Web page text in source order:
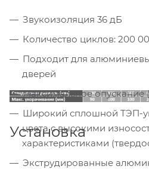
Звукоизоляция 36 дБ
Количество циклов: 200
Подходит для
дверей
Максимальное опускание
Широкий сплошной ТЭП-
цвета с высокими
характеристиками
Экструдированные
Установка